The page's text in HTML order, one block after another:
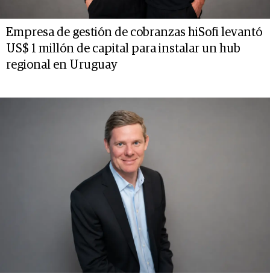
Empresa de gestión de cobranzas hiSofi levantó
US$ 1 millón de capital para instalar un hub
regional en Uruguay